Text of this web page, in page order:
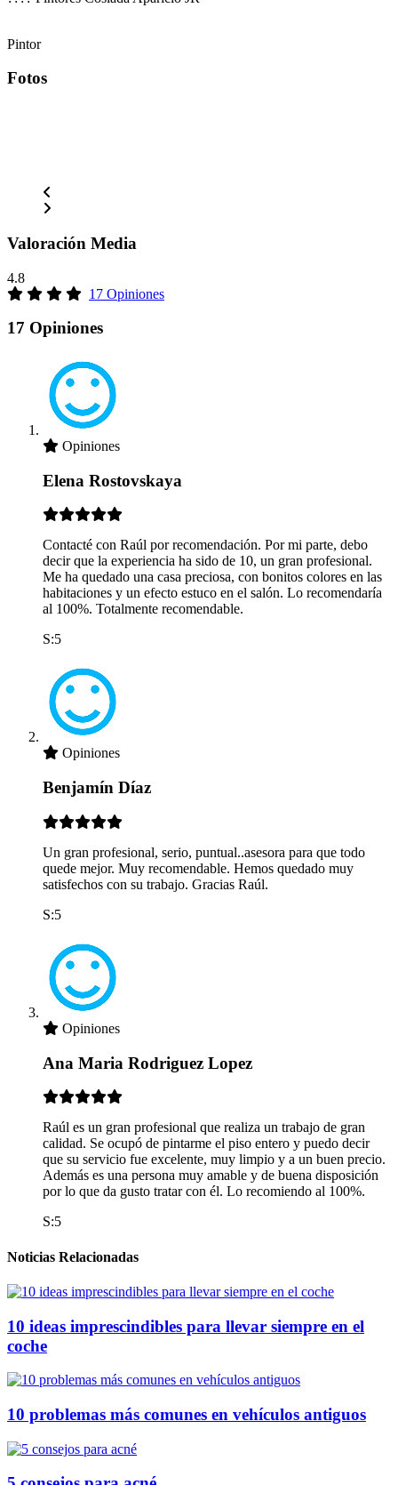
Pintor
Fotos
Valoración Media
4.8
17 Opiniones
17 Opiniones
Opiniones
Elena Rostovskaya
Contacté con Raúl por recomendación. Por mi parte, debo
decir que la experiencia ha sido de 10, un gran profesional.
Me ha quedado una casa preciosa, con bonitos colores en las
habitaciones y un efecto estuco en el salón. Lo recomendaría
al 100%. Totalmente recomendable.
S:5
Opiniones
Benjamín Díaz
Un gran profesional, serio, puntual..asesora para que todo
quede mejor. Muy recomendable. Hemos quedado muy
satisfechos con su trabajo. Gracias Raúl.
S:5
Opiniones
Ana Maria Rodriguez Lopez
Raúl es un gran profesional que realiza un trabajo de gran
calidad. Se ocupó de pintarme el piso entero y puedo decir
que su servicio fue excelente, muy limpio y a un buen precio.
Además es una persona muy amable y de buena disposición
por lo que da gusto tratar con él. Lo recomiendo al 100%.
S:5
Noticias Relacionadas
10 ideas imprescindibles para llevar siempre en el
coche
10 problemas más comunes en vehículos antiguos